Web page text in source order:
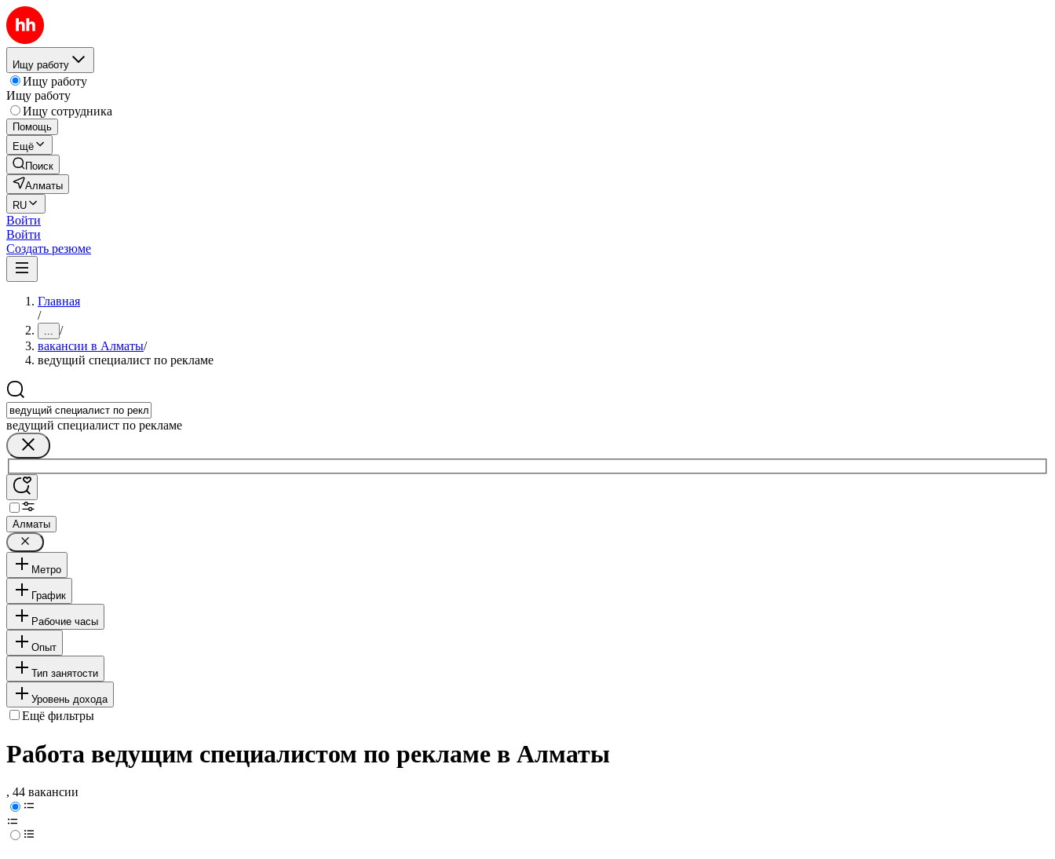
Ищу работу
Ищу работу
Ищу работу
Ищу сотрудника
Помощь
Ещё
Поиск
Алматы
RU
Войти
Войти
Создать резюме
Главная
/
... /
вакансии в Алматы/
ведущий специалист по рекламе
ведущий специалист по рекламе
Алматы
Метро
График
Рабочие часы
Опыт
Тип занятости
Уровень дохода
Ещё фильтры
Работа ведущим специалистом по рекламе в Алматы
, 44 вакансии